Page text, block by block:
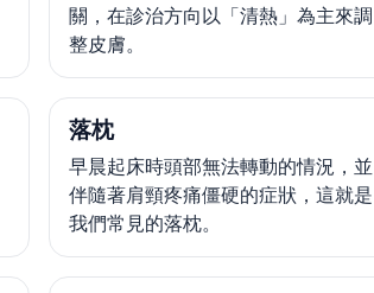
關，在診治方向以「清熱」為主來調
整皮膚。
落枕
早晨起床時頭部無法轉動的情況，並
伴隨著肩頸疼痛僵硬的症狀，這就是
我們常見的落枕。